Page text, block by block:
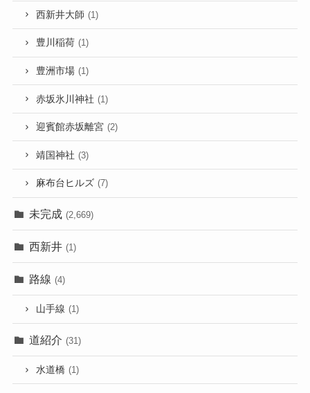
西新井大師 (1)
豊川稲荷 (1)
豊洲市場 (1)
赤坂氷川神社 (1)
迎賓館赤坂離宮 (2)
靖国神社 (3)
麻布台ヒルズ (7)
未完成 (2,669)
西新井 (1)
路線 (4)
山手線 (1)
道紹介 (31)
水道橋 (1)